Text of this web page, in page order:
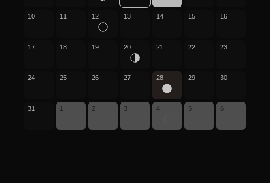
10 11 12 13 14 15 16
17 18 19 20 21 22 23
24 25 26 27 28 29 30
31 1 2 3 4 5 6